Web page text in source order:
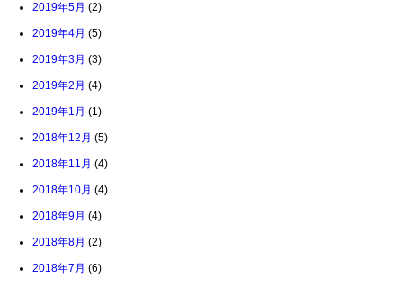
2019年5月 (2)
2019年4月 (5)
2019年3月 (3)
2019年2月 (4)
2019年1月 (1)
2018年12月 (5)
2018年11月 (4)
2018年10月 (4)
2018年9月 (4)
2018年8月 (2)
2018年7月 (6)